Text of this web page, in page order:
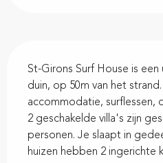
St-Girons Surf House is
duin, op 50m van het
accommodatie, surflessen,
2 geschakelde villa's zijn
personen. Je slaapt in
huizen hebben 2 ingerichte